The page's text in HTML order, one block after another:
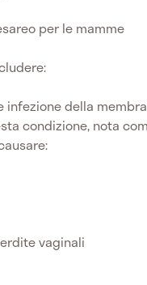
per le mamme
infezione della
condizione, nota
vaginali